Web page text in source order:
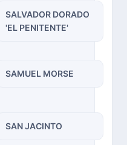
SALVADOR DORADO
'EL PENITENTE'
SAMUEL MORSE
SAN JACINTO